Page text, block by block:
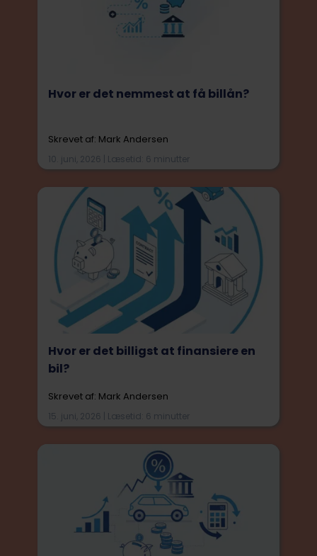
Hvor er det nemmest at få billån?
Skrevet af: Mark Andersen
10. juni, 2026 | Læsetid: 6 minutter
Hvor er det billigst at finansiere en
bil?
Skrevet af: Mark Andersen
15. juni, 2026 | Læsetid: 6 minutter